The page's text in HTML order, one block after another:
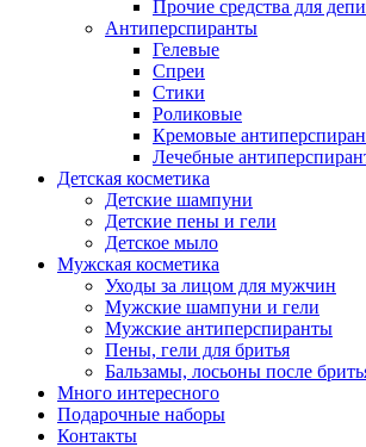
Прочие средства для
Антиперспиранты
Гелевые
Спреи
Стики
Роликовые
Кремовые
Лечебные
Детская косметика
Детские шампуни
Детские пены и гели
Детское мыло
Мужская косметика
Уходы за лицом для мужчин
Мужские шампуни и гели
Мужские антиперспиранты
Пены, гели для бритья
Бальзамы, лосьоны после
Много интересного
Подарочные наборы
Контакты